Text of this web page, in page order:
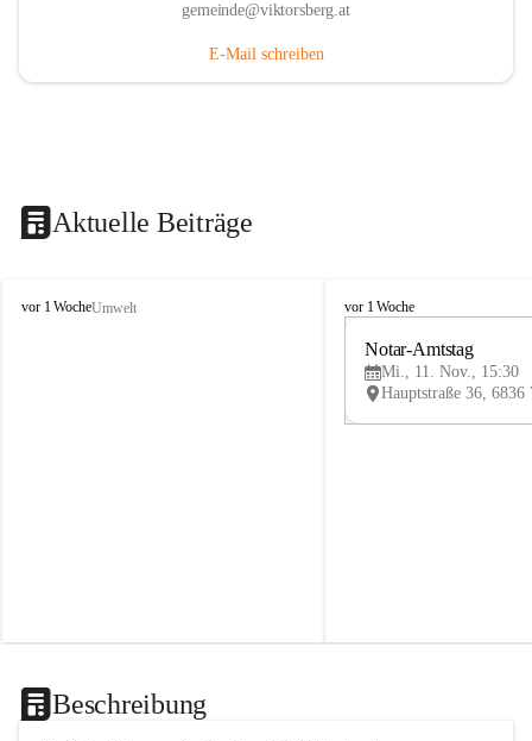
gemeinde@viktorsberg.at
E-Mail schreiben
Aktuelle Beiträge
V
vor 1 WocheUmwelt
V
vor 1 Woche
Notar-Amtstag
Mi., 11. Nov., 15:30
Beschreibung